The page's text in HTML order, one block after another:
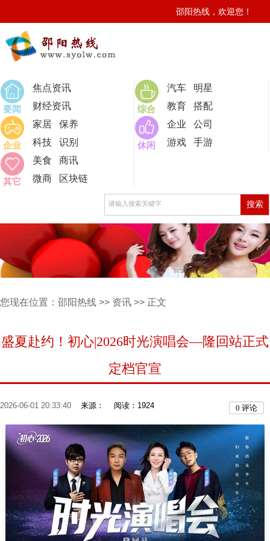
邵阳热线，欢迎您！
要闻
焦点资讯
财经资讯
综合
汽车
明星
教育
搭配
企业
家居
保养
科技
识别 休闲
企业
公司
游戏
手游
其它
美食
商讯
微商
区块链
您现在位置： 邵阳热线 >> 资讯 >> 正文
盛夏赴约！初心|2026时光演唱会—隆回站正式
定档官宣
2026-06-01 20:33:40 来源： 阅读：1924 0 评论